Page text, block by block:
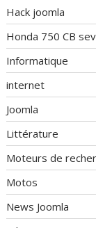
Hack joomla
Honda 750 CB
Informatique
internet
Joomla
Littérature
Moteurs de
Motos
News Joomla